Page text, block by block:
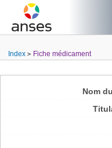
Index Fiche médicament
Nom